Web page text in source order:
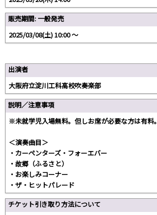
販売期間: 一般発売
2025/03/08(土) 10:00 〜
出演者
大阪府立淀川工科高校吹奏楽部
説明／注意事項
※未就学児入場無料。但しお席が必要な方は有料。
＜演奏曲目＞
・カーペンターズ・フォーエバー
・故郷（ふるさと）
・お楽しみコーナー
・ザ・ヒットパレード
チケット引き取り方法について